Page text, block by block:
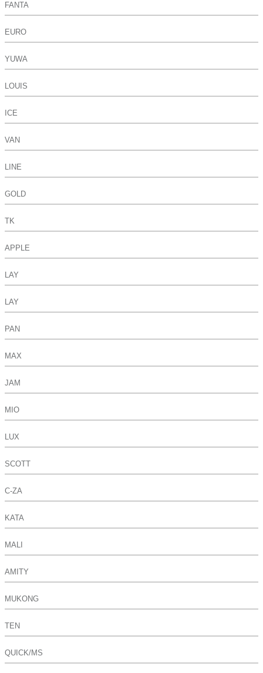
FANTA
EURO
YUWA
LOUIS
ICE
VAN
LINE
GOLD
TK
APPLE
LAY
LAY
PAN
MAX
JAM
MIO
LUX
SCOTT
C-ZA
KATA
MALI
AMITY
MUKONG
TEN
QUICK/MS